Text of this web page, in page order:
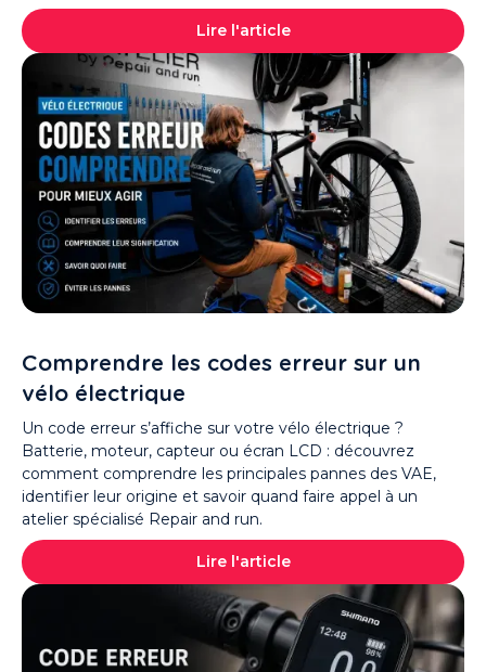
Lire l'article
Comprendre les codes erreur sur un
vélo électrique
Un code erreur s’affiche sur votre vélo électrique ?
Batterie, moteur, capteur ou écran LCD : découvrez
comment comprendre les principales pannes des VAE,
identifier leur origine et savoir quand faire appel à un
atelier spécialisé Repair and run.
Lire l'article